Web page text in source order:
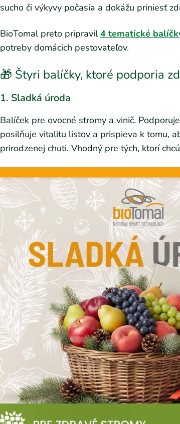
sucho či výkyvy počasia a dokážu priniesť
BioTomal preto pripravil4 tematické
potreby domácich pestovateľov.
🎁 Štyri balíčky, ktoré podporia
1. Sladká úroda
Balíček pre ovocné stromy a vinič.
posilňuje vitalitu listov a prispieva k tomu,
prirodzenej chuti. Vhodný pre tých, ktorí